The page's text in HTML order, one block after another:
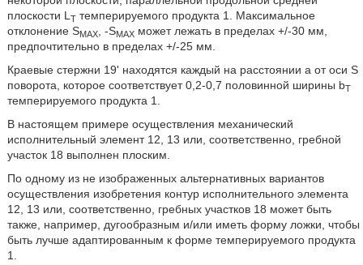
плоскости LTтемперируемого продукта 1. Максимальное
отклонение SMAX, -SMAXможет лежать в пределах +/-30 мм,
предпочтительно в пределах +/-25 мм.
Краевые стержни 19' находятся каждый на расстоянии a от оси S
поворота, которое соответствует 0,2-0,7 половинной ширины bT
темперируемого продукта 1.
В настоящем примере осуществления механический
исполнительный элемент 12, 13 или, соответственно, гребной
участок 18 выполнен плоским.
По одному из не изображенных альтернативных вариантов
осуществления изобретения контур исполнительного элемента
12, 13 или, соответственно, гребных участков 18 может быть
также, например, дугообразным и/или иметь форму ложки, чтобы
быть лучше адаптированным к форме темперируемого продукта
1.